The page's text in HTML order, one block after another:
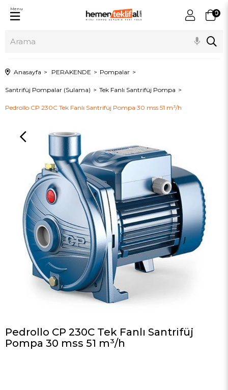
0
Menu
Anasayfa PERAKENDE Pompalar
Santrifüj Pompalar (Sulama) Tek Fanlı Santrifüj Pompa
Pedrollo CP 230C Tek Fanlı Santrifüj Pompa 30 mss 51 m³/h
Pedrollo CP 230C Tek Fanlı Santrifüj
Pompa 30 mss 51 m³/h